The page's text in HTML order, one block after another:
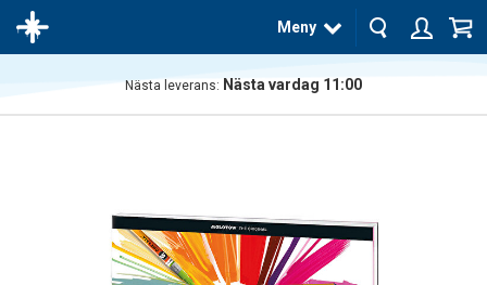
Meny
Nästa leverans: Nästa vardag 11:00